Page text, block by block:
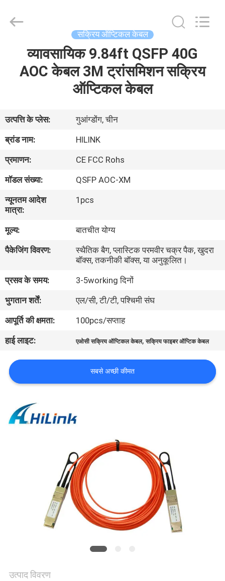
हमारे
बारे
में
कारखाने
का
गुणवत्ता
नियंत्रण
हमसे
संपर्क
करें
समाचार
मामले
गोपनीयता
Technology
Co.,Ltd..
सक्रिय ऑप्टिकल केबल
व्यावसायिक 9.84ft QSFP 40G
AOC केबल 3M ट्रांसमिशन सक्रिय
ऑप्टिकल केबल
उत्पत्ति के प्लेस:
गुआंग्डोंग, चीन
ब्रांड नाम:
HILINK
प्रमाणन:
CE FCC Rohs
मॉडल संख्या:
QSFP AOC-XM
न्यूनतम आदेश
मात्रा:
1pcs
मूल्य:
बातचीत योग्य
पैकेजिंग विवरण:
स्थैतिक बैग, प्लास्टिक परमवीर चक्र पैक, खुदरा
बॉक्स, तकनीकी बॉक्स, या अनुकूलित।
प्रसव के समय:
3-5working दिनों
भुगतान शर्तें:
एल/सी, टी/टी, पश्चिमी संघ
आपूर्ति की क्षमता:
100pcs/सप्ताह
हाई लाइट:
एओसी सक्रिय ऑप्टिकल केबल,सक्रिय फाइबर ऑप्टिक केबल
सबसे अच्छी कीमत
उत्पाद विवरण